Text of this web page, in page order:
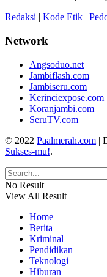
Redaksi | Kode Etik |
Network
Angsoduo.net
Jambiflash.com
Jambiseru.com
Kerinciexpose.com
Koranjambi.com
SeruTV.com
© 2022 Paalmerah.com |
Sukses-mu!.
No Result
View All Result
Home
Berita
Kriminal
Pendidikan
Teknologi
Hiburan